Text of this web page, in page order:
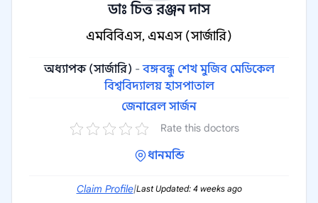
ডাঃ চিত্ত রঞ্জন দাস
এমবিবিএস, এমএস (সার্জারি)
অধ্যাপক (সার্জারি) -বঙ্গবন্ধু শেখ মুজিব মেডিকেল
বিশ্ববিদ্যালয় হাসপাতাল
জেনারেল সার্জন
Rate this doctors
ধানমন্ডি
Claim Profile|Last Updated: 4 weeks ago